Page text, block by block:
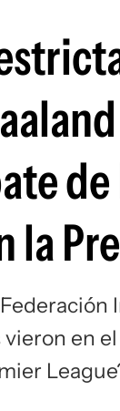
la
en